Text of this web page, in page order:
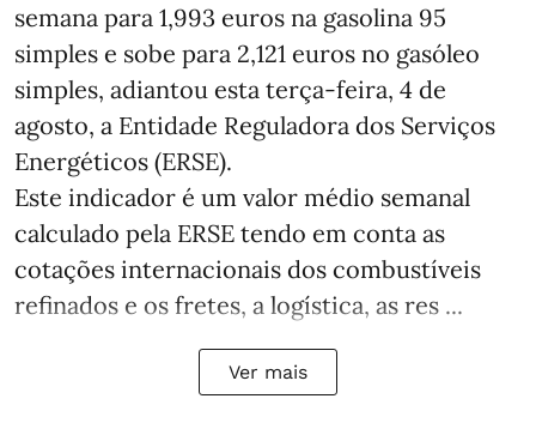
semana para 1,993 euros na gasolina 95
simples e sobe para 2,121 euros no gasóleo
simples, adiantou esta terça-feira, 4 de
agosto, a Entidade Reguladora dos Serviços
Energéticos (ERSE).
Este indicador é um valor médio semanal
calculado pela ERSE tendo em conta as
cotações internacionais dos combustíveis
refinados e os fretes, a logística, as res ...
Ver mais